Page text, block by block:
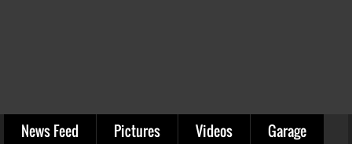
News Feed Pictures Videos
Garage